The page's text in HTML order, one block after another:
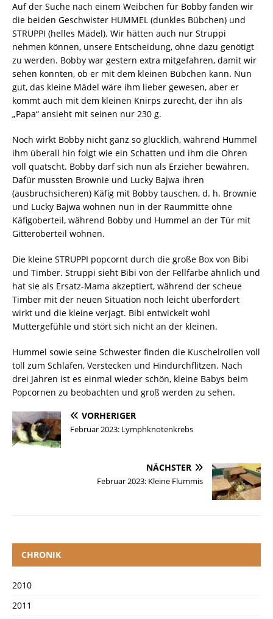
Auf der Suche nach einem Weibchen für Bobby fanden wir
die beiden Geschwister HUMMEL (dunkles Bübchen) und
STRUPPI (helles Mädel). Wir hätten auch nur Struppi
nehmen können, unsere Entscheidung, ohne dazu genötigt
zu werden. Bobby war gestern extra mitgefahren, damit wir
sehen konnten, ob er mit dem kleinen Bübchen kann. Nun
gut, das kleine Mädel wäre ihm lieber gewesen, aber er
kommt auch mit dem kleinen Knirps zurecht, der ihn als
„Papa“ ansieht mit seinen nur 230 g.
Noch wirkt Bobby nicht ganz so glücklich, während Hummel
ihm überall hin folgt wie ein Schatten und ihm die Ohren
voll quatscht. Bobby darf sich nun als Erzieher bewähren.
Dafür mussten Brownie und Lucky Bajwa ihren
(ausbruchsicheren) Käfig mit Bobby tauschen, d. h. Brownie
und Lucky Bajwa wohnen nun in der Raummitte ohne
Käfigoberteil, während Bobby und Hummel an der Tür mit
Gitteroberteil wohnen.
Die kleine STRUPPI popcornt durch die große Box von Bibi
und Timber. Struppi sieht Bibi von der Fellfarbe ähnlich und
hat sie als Ersatz-Mama akzeptiert, während der scheue
Timber mit der neuen Situation noch leicht überfordert
wirkt und die kleine verjagt. Bibi entwickelt wohl
Muttergefühle und stört sich nicht an der kleinen.
Hummel sowie seine Schwester finden die Kuschelrollen voll
toll zum Schlafen, Verstecken und Hindurchflitzen. Nach
drei Jahren ist es einmal wieder schön, kleine Babys beim
Popcornen zu beobachten und groß werden zu sehen.
VORHERIGER
Februar 2023: Lymphknotenkrebs
NÄCHSTER
Februar 2023: Kleine Flummis
CHRONIK
2010
2011